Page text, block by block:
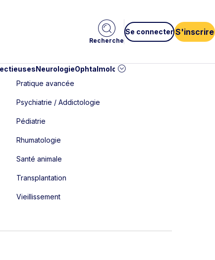
Recherche
Se connecter S'inscrire
NeurologieOphtalmologie
Pratique avancée
Psychiatrie / Addictologie
Pédiatrie
Rhumatologie
Santé animale
Transplantation
Vieillissement